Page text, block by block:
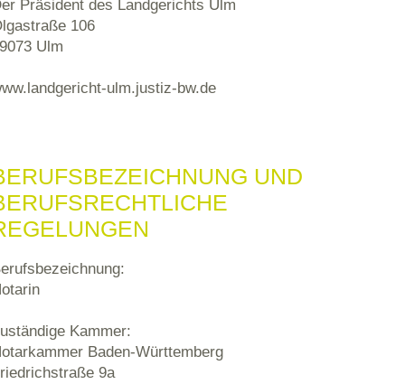
Präsident des Landgerichts Ulm
106
Ulm
ulm.justiz-bw.de
UND
Kammer:
Baden-Württemberg
9a